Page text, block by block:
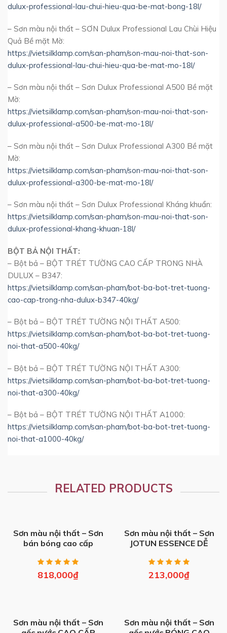
dulux-professional-lau-chui-hieu-qua-be-mat-bong-18l/
– Sơn màu nội thất – SƠN Dulux Professional Lau Chùi Hiệu
Quả Bề mặt Mờ:
https://vietsilklamp.com/san-pham/son-mau-noi-that-son-
dulux-professional-lau-chui-hieu-qua-be-mat-mo-18l/
– Sơn màu nội thất – Sơn Dulux Professional A500 Bề mặt
Mờ:
https://vietsilklamp.com/san-pham/son-mau-noi-that-son-
dulux-professional-a500-be-mat-mo-18l/
– Sơn màu nội thất – Sơn Dulux Professional A300 Bề mặt
Mờ:
https://vietsilklamp.com/san-pham/son-mau-noi-that-son-
dulux-professional-a300-be-mat-mo-18l/
– Sơn màu nội thất – Sơn Dulux Professional Kháng khuẩn:
https://vietsilklamp.com/san-pham/son-mau-noi-that-son-
dulux-professional-khang-khuan-18l/
BỘT BẢ NỘI THẤT:
– Bột bả – BỘT TRÉT TƯỜNG CAO CẤP TRONG NHÀ
DULUX – B347:
https://vietsilklamp.com/san-pham/bot-ba-bot-tret-tuong-
cao-cap-trong-nha-dulux-b347-40kg/
– Bột bả – BỘT TRÉT TƯỜNG NỘI THẤT A500:
https://vietsilklamp.com/san-pham/bot-ba-bot-tret-tuong-
noi-that-a500-40kg/
– Bột bả – BỘT TRÉT TƯỜNG NỘI THẤT A300:
https://vietsilklamp.com/san-pham/bot-ba-bot-tret-tuong-
noi-that-a300-40kg/
– Bột bả – BỘT TRÉT TƯỜNG NỘI THẤT A1000:
https://vietsilklamp.com/san-pham/bot-ba-bot-tret-tuong-
noi-that-a1000-40kg/
RELATED PRODUCTS
Sơn màu nội thất – Sơn
bán bóng cao cấp
(4kg, 20kg)
818,000₫
Sơn màu nội thất – Sơn
JOTUN ESSENCE DỄ
17L)
213,000₫
Sơn màu nội thất – Sơn
Sơn màu nội thất – Sơn